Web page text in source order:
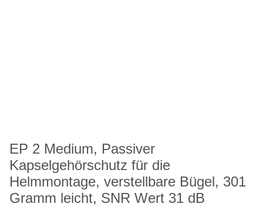
EP 2 Medium, Passiver
Kapselgehörschutz für die
Helmmontage, verstellbare Bügel, 301
Gramm leicht, SNR Wert 31 dB